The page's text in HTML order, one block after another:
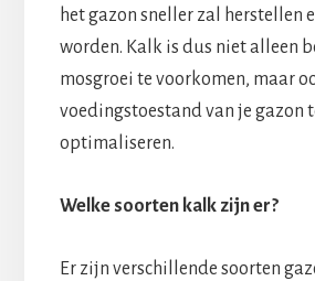
het gazon sneller zal herstellen
worden. Kalk is dus niet alleen
mosgroei te voorkomen, maar
voedingstoestand van je gazon
optimaliseren.
Welke soorten kalk zijn er?
Er zijn verschillende soorten